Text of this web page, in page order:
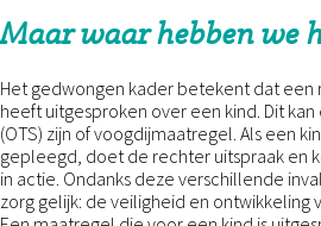
Maar waar hebben we
Het gedwongen kader betekent dat
heeft uitgesproken over een kind. Dit
(OTS) zijn of voogdijmaatregel. Als een
gepleegd, doet de rechter uitspraak en
in actie. Ondanks deze verschillende
zorg gelijk: de veiligheid en ontwikkeling